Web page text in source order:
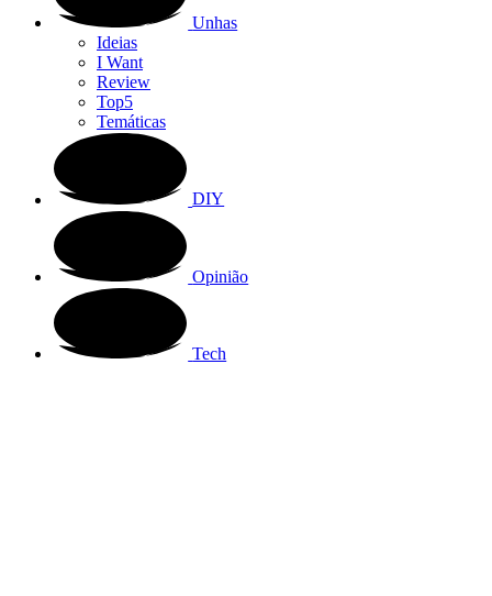
Unhas
Ideias
I Want
Review
Top5
Temáticas
DIY
Opinião
Tech